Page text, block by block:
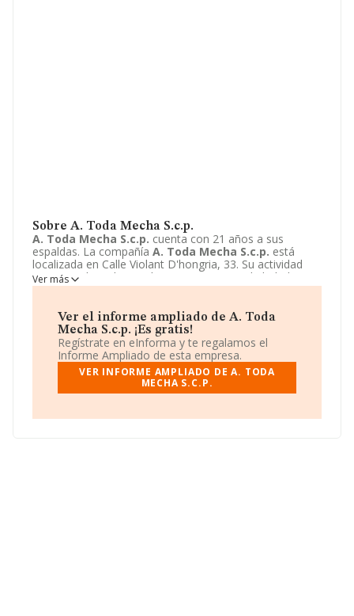
Sobre A. Toda Mecha S.c.p.
A. Toda Mecha S.c.p. cuenta con 21 años a sus
espaldas. La compañía A. Toda Mecha S.c.p. está
localizada en Calle Violant D'hongria, 33. Su actividad
CNAE se ubica dentro de 5630 - Servicios de bebidas.
Toda Mecha S.c.p.tiene un modelo de sociedad
Ver más
Ver el informe ampliado de A. Toda
Mecha S.c.p. ¡Es gratis!
Regístrate en eInforma y te regalamos el
Informe Ampliado de esta empresa.
VER INFORME AMPLIADO DE A. TODA
MECHA S.C.P.